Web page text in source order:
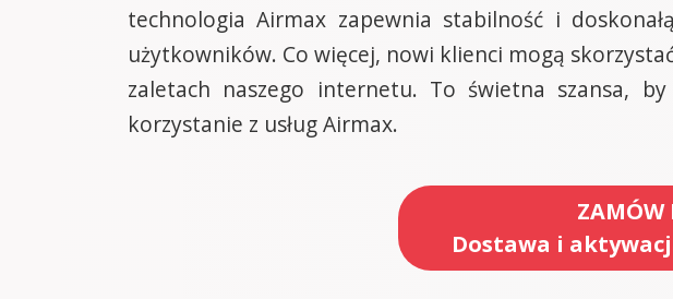
technologia Airmax zapewnia stabilność i
użytkowników. Co więcej, nowi klienci mogą
zaletach naszego internetu. To świetna szansa,
korzystanie z usług Airmax.
ZAMÓW
Dostawa i